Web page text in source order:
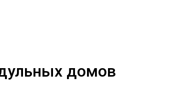
домов